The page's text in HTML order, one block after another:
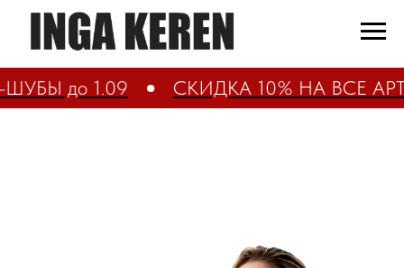
1.09 СКИДКА 10% НА ВСЕ АРТ-